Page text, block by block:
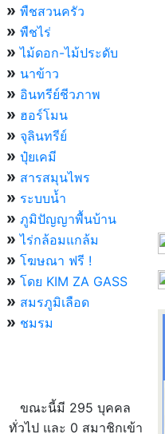
» พืชสวนครัว
» พืชไร่
» ไม้ดอก-ไม้ประดับ
» นาข้าว
» อินทรีย์ชีวภาพ
» ฮอร์โมน
» จุลินทรีย์
» ปุ๋ยเคมี
» สารสมุนไพร
» ระบบน้ำ
» ภูมิปัญญาพื้นบ้าน
» ไร่กล้อมแกล้ม
» โฆษณา ฟรี !
» โดย KIM ZA GASS
» สมรภูมิเลือด
» ชมรม
ขณะนี้มี 295 บุคคล
ทั่วไป และ 0 สมาชิกเข้า